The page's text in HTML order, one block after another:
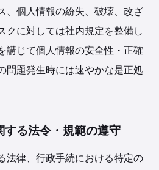
、個人情報の紛失、破壊、改ざ
クに対しては社内規定を整備し
講じて個人情報の安全性・正確
問題発生時には速やかな是正処
る法令・規範の遵守
法律、行政手続における特定の